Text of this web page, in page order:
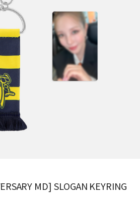
MD] SLOGAN KEYRING